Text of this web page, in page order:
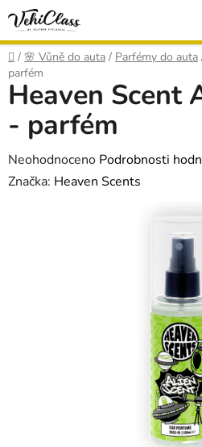
Přejít
obsah
Domů
/ 🌸 Vůně do auta / Parfémy do auta
parfém
Heaven Scent
- parfém
Průměrné
hodnocení
Neohodnoceno Podrobnosti
Značka: Heaven Scents